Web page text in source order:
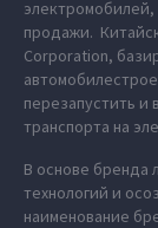
электромобилей,
продажи.
Corporation,
перезапустить и
транспорта на
В основе бренда
технологий и
наименование